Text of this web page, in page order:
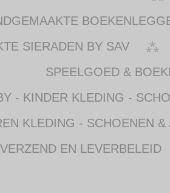
SIERADEN BY SAV
SPEELGOED &
- KINDER KLEDING -
KLEDING - SCHOENEN &
VERZEND EN LEVERBELEID